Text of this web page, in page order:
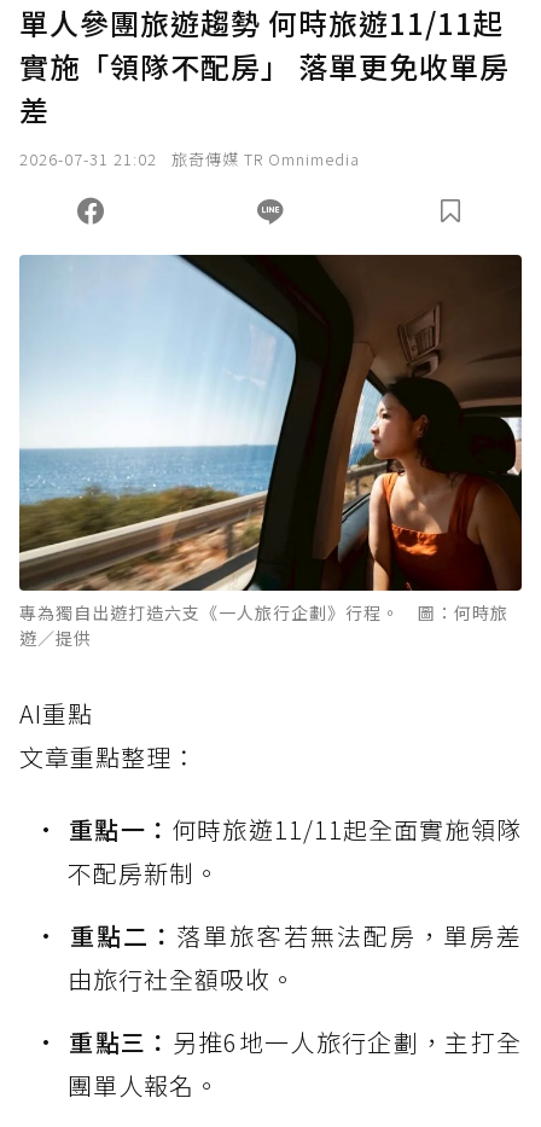
確認送出
您當前剩餘 U 利點數：0點；前往 購買點數
單人參團旅遊趨勢 何時旅遊11/11起
實施「領隊不配房」 落單更免收單房
差
2026-07-31 21:02 旅奇傳媒 TR Omnimedia
專為獨自出遊打造六支《一人旅行企劃》行程。 圖：何時旅
遊／提供
AI重點
文章重點整理：
重點一： 何時旅遊11/11起全面實施領隊
不配房新制。
重點二： 落單旅客若無法配房，單房差
由旅行社全額吸收。
重點三： 另推6地一人旅行企劃，主打全
團單人報名。